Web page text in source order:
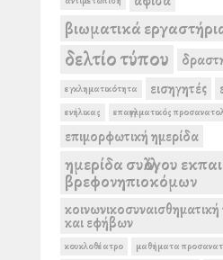
βιωματικά
δελτίο τύπου
εγκληματικότητα εισηγητές
ενήλικας επαγγελματικός
επιμορφωτική ημερίδα
ημερίδα συλλόγου
βρεφονηπιοκόμων
κοινωνικοσυναισθηματική
και εφήβων
κουκλοθέατρο μαθήματα